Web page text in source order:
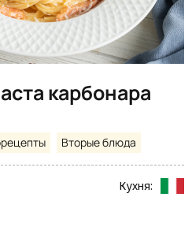
карбонара
Вторые блюда
Кухня: